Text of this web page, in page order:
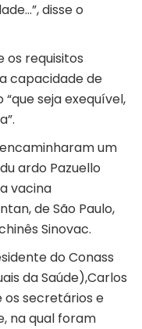
disse o
os requisitos
capacidade de
seja exequível,
um
ardo Pazuello
vacina
de São Paulo,
Sinovac.
do Conass
da Saúde),Carlos
os secretários e
na qual foram